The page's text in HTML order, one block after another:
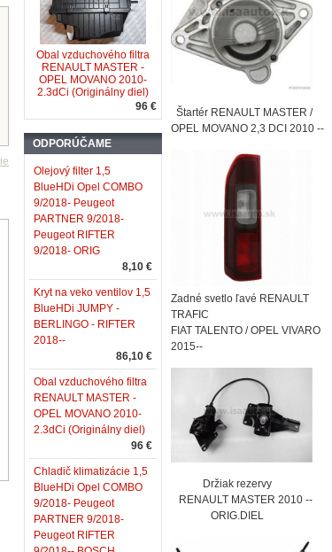
Obal vzduchového filtra
RENAULT MASTER -
OPEL MOVANO 2010-
2.3dCi (Originálny diel)
96 €
ODPORÚČAME
Olejový filter 1,5
BlueHDi Opel COMBO
9/2018- Peugeot
PARTNER 9/2018-
Peugeot RIFTER
9/2018- ORIG
8,10 €
Kryt na veko ventilov 1,5
BlueHDi JUMPY -
BERLINGO - RIFTER
2018--
86,10 €
Obal vzduchového filtra
RENAULT MASTER -
OPEL MOVANO 2010-
2.3dCi (Originálny diel)
96 €
Chladič klimatizácie 1,5
BlueHDi Opel COMBO
9/2018- Peugeot
PARTNER 9/2018-
Peugeot RIFTER
Štartér RENAULT MASTER /
OPEL MOVANO 2,3 DCI 2010 --
Zadné svetlo ľavé RENAULT
TRAFIC
FIAT TALENTO / OPEL VIVARO
2015--
Držiak rezervy
RENAULT MASTER 2010 --
ORIG.DIEL